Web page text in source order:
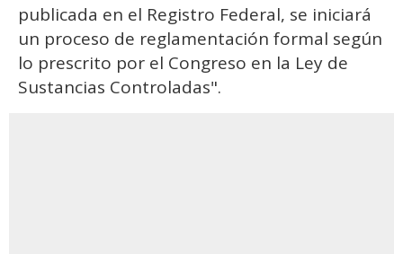
publicada en el Registro Federal, se iniciará
un proceso de reglamentación formal según
lo prescrito por el Congreso en la Ley de
Sustancias Controladas".